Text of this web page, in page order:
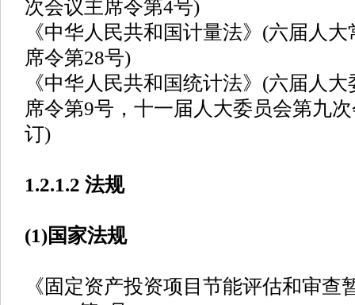
次会议主席令第4号)
《中华人民共和国计量法》(六届人
席令第28号)
《中华人民共和国统计法》(六届人
席令第9号，十一届人大委员会第九
订)
1.2.1.2 法规
(1)国家法规
《固定资产投资项目节能评估和审查